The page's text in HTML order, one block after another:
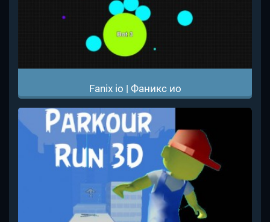
Fanix io | Фаникс ио